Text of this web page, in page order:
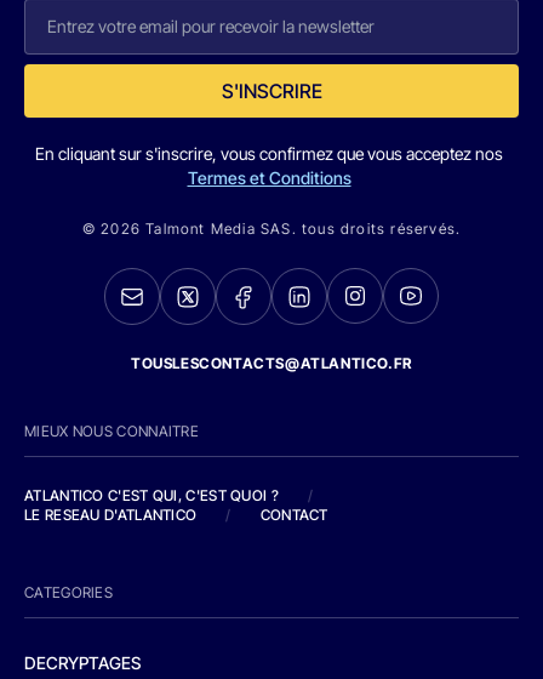
S'INSCRIRE
En cliquant sur s'inscrire, vous confirmez que vous acceptez nos
Termes et Conditions
© 2026 Talmont Media SAS. tous droits réservés.
TOUSLESCONTACTS@ATLANTICO.FR
MIEUX NOUS CONNAITRE
ATLANTICO C'EST QUI, C'EST QUOI ?
/
LE RESEAU D'ATLANTICO
/ CONTACT
CATEGORIES
DECRYPTAGES